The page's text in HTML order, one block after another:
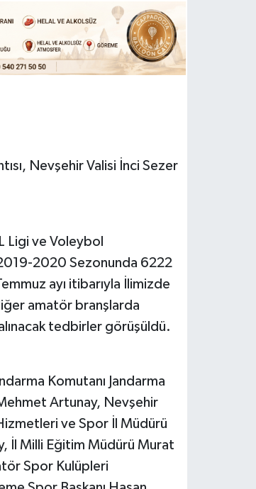
Nevşehir Valisi İnci Sezer
Ligi ve Voleybol
2020 Sezonunda 6222
ayı itibarıyla İlimizde
amatör branşlarda
tedbirler görüşüldü.
Komutanı Jandarma
Artunay, Nevşehir
ve Spor İl Müdürü
İl Milli Eğitim Müdürü Murat
Spor Kulüpleri